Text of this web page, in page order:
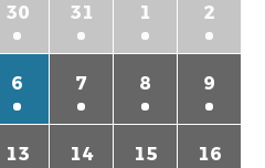
30 31 1 2
6 7 8 9
13 14 15 16